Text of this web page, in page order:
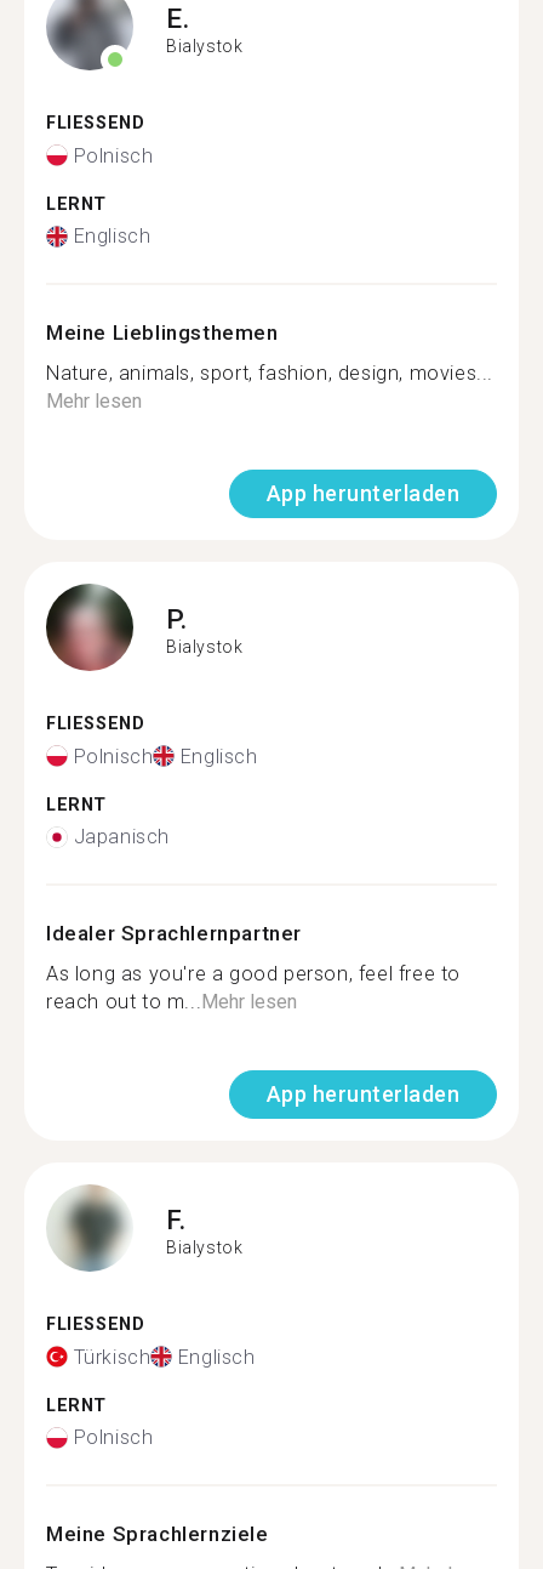
E.
Bialystok
FLIESSEND
Polnisch
LERNT
Englisch
Meine Lieblingsthemen
Nature, animals, sport, fashion, design, movies...
Mehr lesen
App herunterladen
P.
Bialystok
FLIESSEND
Polnisch Englisch
LERNT
Japanisch
Idealer Sprachlernpartner
As long as you're a good person, feel free to
reach out to m...Mehr lesen
App herunterladen
F.
Bialystok
FLIESSEND
Türkisch Englisch
LERNT
Polnisch
Meine Sprachlernziele